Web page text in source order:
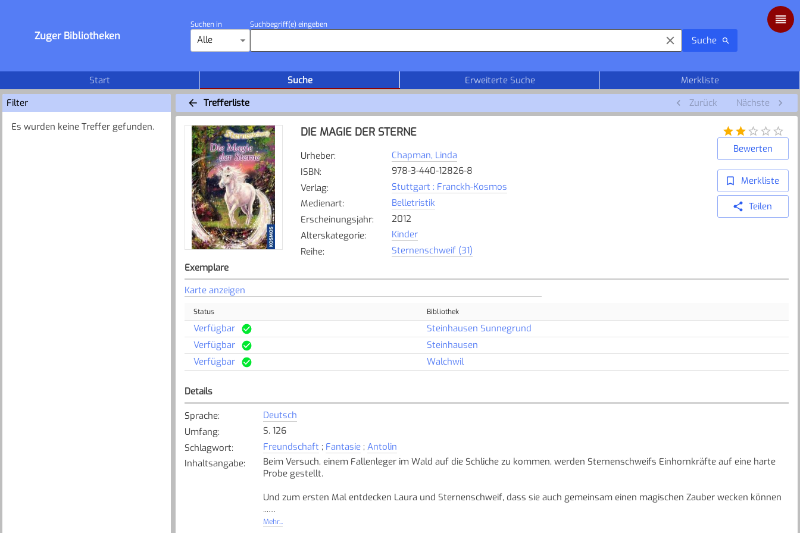
Zuger Bibliotheken
Suchen in
Alle
Suchbegriff(e) eingeben
Suche
Start Suche Erweiterte Suche
Merkliste
Filter
Es wurden keine Treffer gefunden.
Trefferliste Zurück Nächste
DIE MAGIE DER STERNE
Urheber:
Chapman, Linda
ISBN:
978-3-440-12826-8
Verlag:
Stuttgart : Franckh-Kosmos
Medienart:
Belletristik
Erscheinungsjahr:
2012
Alterskategorie:
Kinder
Reihe: Sternenschweif (31)
Bewerten
Merkliste
Teilen
Exemplare
Karte anzeigen
Status Bibliothek
Verfügbar
Steinhausen Sunnegrund
Verfügbar
Steinhausen
Verfügbar
Walchwil
Details
Sprache:
Deutsch
Umfang:
S. 126
Schlagwort: Freundschaft ; Fantasie; Antolin
Inhaltsangabe:
Beim Versuch, einem Fallenleger im Wald auf die Schliche zu kommen, werden Sternenschweifs Einhornkräfte auf eine harte
Probe gestellt.
Und zum ersten Mal entdecken Laura und Sternenschweif, dass sie auch gemeinsam einen magischen Zauber wecken können
...
[Quelle: Buchhaus.ch, bearbeitet mit ChatGPT
Mehr...